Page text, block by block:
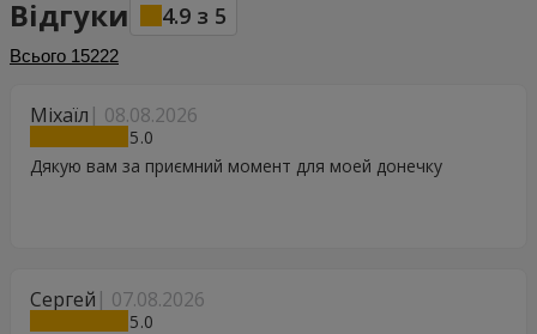
Відгуки 4.9 з 5
Всього 15222
Міхаїл 08.08.2026
5
Дякую вам за приємний момент для моей донечку
Сергей 07.08.2026
5